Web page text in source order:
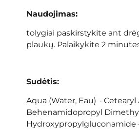
Naudojimas:
tolygiai paskirstykite ant
plaukų. Palaikykite 2
Sudėtis:
Aqua (Water, Eau) · Cetearyl
Behenamidopropyl
Hydroxypropylgluconamide